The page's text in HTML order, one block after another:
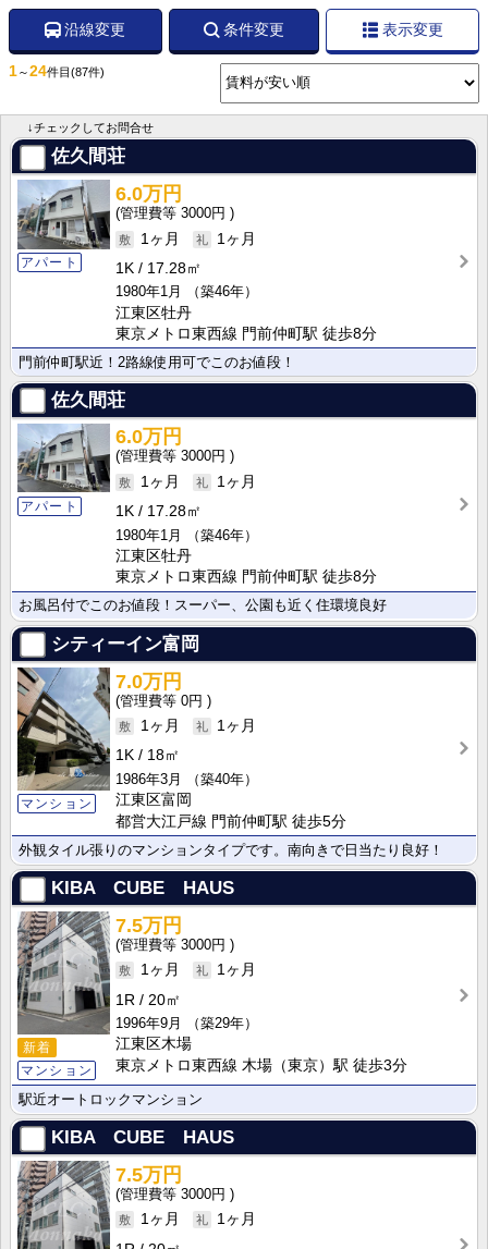
沿線変更 条件変更 表示変更
1～24件目(87件)
↓チェックしてお問合せ
佐久間荘
アパート
6.0万円
3000円
1ヶ月
1ヶ月
1K
17.28㎡
1980年1月
（築46年）
江東区牡丹
東京メトロ東西線 門前仲町駅 徒歩8分
門前仲町駅近！2路線使用可でこのお値段！
佐久間荘
アパート
6.0万円
3000円
1ヶ月
1ヶ月
1K
17.28㎡
1980年1月
（築46年）
江東区牡丹
東京メトロ東西線 門前仲町駅 徒歩8分
お風呂付でこのお値段！スーパー、公園も近く住環境良好
シティーイン富岡
マンション
7.0万円
0円
1ヶ月
1ヶ月
1K
18㎡
1986年3月
（築40年）
江東区富岡
都営大江戸線 門前仲町駅 徒歩5分
外観タイル張りのマンションタイプです。南向きで日当たり良好！
KIBA CUBE HAUS
新着
マンション
7.5万円
3000円
1ヶ月
1ヶ月
1R
20㎡
1996年9月
（築29年）
江東区木場
東京メトロ東西線 木場（東京）駅 徒歩3分
駅近オートロックマンション
KIBA CUBE HAUS
7.5万円
3000円
1ヶ月
1ヶ月